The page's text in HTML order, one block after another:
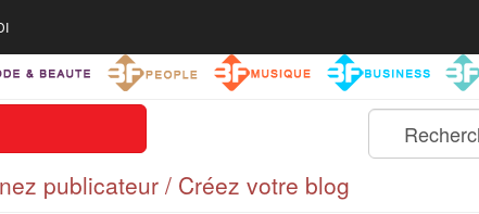
publicateur / Créez votre blog